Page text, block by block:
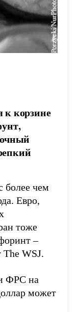
к корзине
более чем
Евро,
тоже
–
WSJ.
ФРС на
может